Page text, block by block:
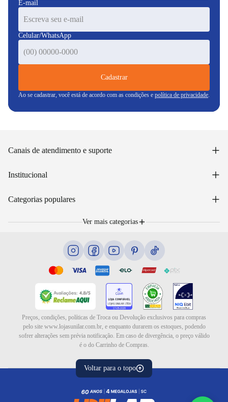
E-mail
Celular/WhatsApp
Cadastrar
Ao se cadastrar, você está de acordo com as condições e política de privacidade.
Canais de atendimento e suporte +
Acompanhar pedido
Email: sac@lojasunilar.com.br
Institucional +
Política de entregas
Portal de Vagas
Categorias populares +
Ver mais categorias
Preços, condições, políticas de Troca ou Devolução exclusivos para compras
pelo site www.lojasunilar.com.br, e enquanto durarem os estoques, podendo
sofrer alterações sem prévia notificação. Em caso de divergência, o preço válido
é o do Carrinho de Compras.
Voltar para o topo